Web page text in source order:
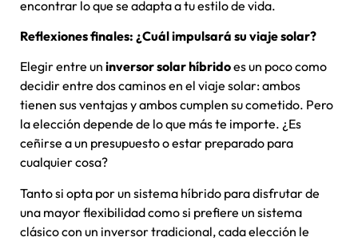
encontrar lo que se adapta a tu estilo de vida.
Reflexiones finales: ¿Cuál impulsará su viaje solar?
Elegir entre un inversor solar híbridoes un poco como
decidir entre dos caminos en el viaje solar: ambos
tienen sus ventajas y ambos cumplen su cometido. Pero
la elección depende de lo que más te importe. ¿Es
ceñirse a un presupuesto o estar preparado para
cualquier cosa?
Tanto si opta por un sistema híbrido para disfrutar de
una mayor flexibilidad como si prefiere un sistema
clásico con un inversor tradicional, cada elección le